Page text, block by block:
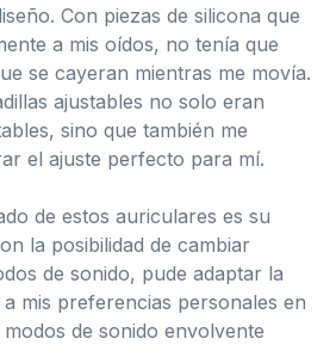
Con piezas de silicona que
a mis oídos, no tenía que
se cayeran mientras me movía.
ajustables no solo eran
sino que también me
el ajuste perfecto para mí.
de estos auriculares es su
la posibilidad de cambiar
de sonido, pude adaptar la
mis preferencias personales en
de sonido envolvente